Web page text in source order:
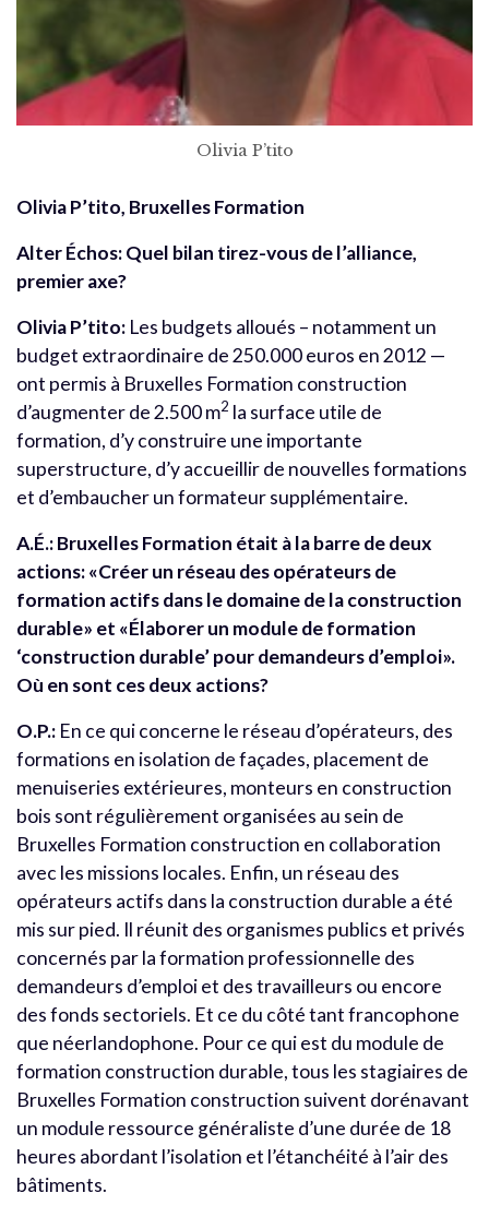
Olivia P’tito
Olivia P’tito, Bruxelles Formation
Alter Échos:Quel bilan tirez-vous de l’alliance,
premier axe?
Olivia P’tito: Les budgets alloués – notamment un
budget extraordinaire de 250.000 euros en 2012 —
ont permis à Bruxelles Formation construction
d’augmenter de 2.500 m2 la surface utile de
formation, d’y construire une importante
superstructure, d’y accueillir de nouvelles formations
et d’embaucher un formateur supplémentaire.
A.É.:Bruxelles Formation était à la barre de deux
actions: «Créer un réseau des opérateurs de
formation actifs dans le domaine de la construction
durable» et «Élaborer un module de formation
‘construction durable’ pour demandeurs d’emploi».
Où en sont ces deux actions?
O.P.: En ce qui concerne le réseau d’opérateurs, des
formations en isolation de façades, placement de
menuiseries extérieures, monteurs en construction
bois sont régulièrement organisées au sein de
Bruxelles Formation construction en collaboration
avec les missions locales. Enfin, un réseau des
opérateurs actifs dans la construction durable a été
mis sur pied. Il réunit des organismes publics et privés
concernés par la formation professionnelle des
demandeurs d’emploi et des travailleurs ou encore
des fonds sectoriels. Et ce du côté tant francophone
que néerlandophone. Pour ce qui est du module de
formation construction durable, tous les stagiaires de
Bruxelles Formation construction suivent dorénavant
un module ressource généraliste d’une durée de 18
heures abordant l’isolation et l’étanchéité à l’air des
bâtiments.